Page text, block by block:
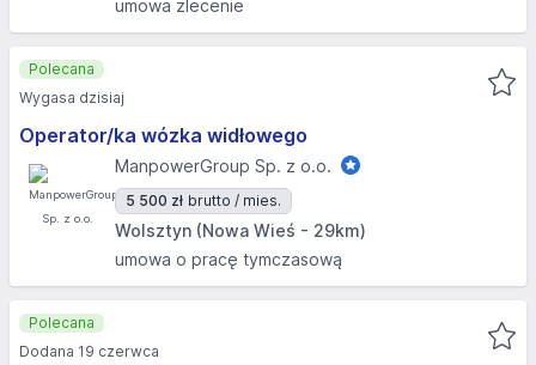
umowa zlecenie
Operator/ka wózka widłowego
ManpowerGroup Sp. z o.o.
5 500 zł brutto / mies.
Wolsztyn (Nowa Wieś - 29km)
umowa o pracę tymczasową
Polecana
Wygasa dzisiaj
Polecana
Dodana 19 czerwca